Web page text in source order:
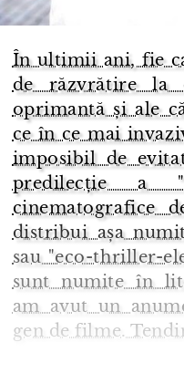
În ultimii ani, fie
de răzvrătire la
oprimantă și ale
ce în ce mai
imposibil de
predilecție a
cinematografice
distribui așa
sau "eco-thriller-
sunt numite în
am avut un
gen de filme.